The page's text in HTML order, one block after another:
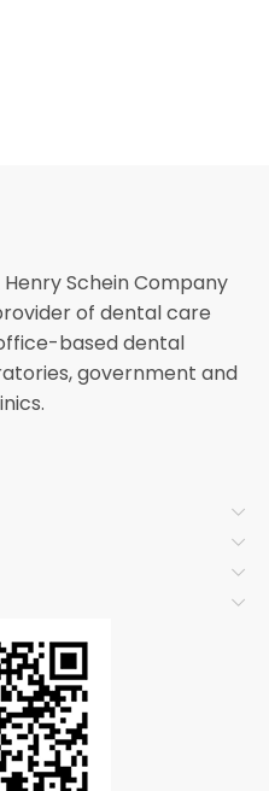
Schein Company
of dental care
based dental
government and